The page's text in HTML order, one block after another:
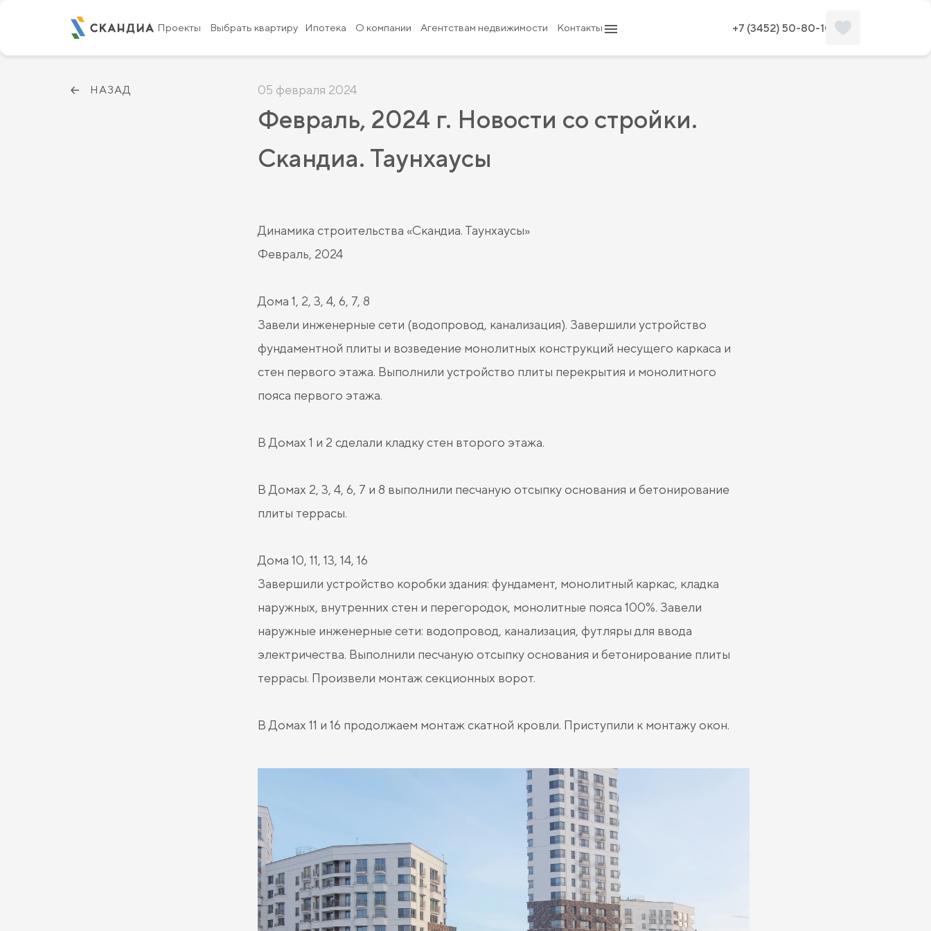
Проекты Выбрать квартиру Ипотека О компании Агентствам недвижимости Контакты +7 (3452) 50-80-10
НАЗАД 05 февраля 2024
Февраль, 2024 г. Новости со стройки.
Скандиа. Таунхаусы
Динамика строительства «Скандиа. Таунхаусы»
Февраль, 2024
Дома 1, 2, 3, 4, 6, 7, 8
Завели инженерные сети (водопровод, канализация). Завершили устройство
фундаментной плиты и возведение монолитных конструкций несущего каркаса и
стен первого этажа. Выполнили устройство плиты перекрытия и монолитного
пояса первого этажа.
В Домах 1 и 2 сделали кладку стен второго этажа.
В Домах 2, 3, 4, 6, 7 и 8 выполнили песчаную отсыпку основания и бетонирование
плиты террасы.
Дома 10, 11, 13, 14, 16
Завершили устройство коробки здания: фундамент, монолитный каркас, кладка
наружных, внутренних стен и перегородок, монолитные пояса 100%. Завели
наружные инженерные сети: водопровод, канализация, футляры для ввода
электричества. Выполнили песчаную отсыпку основания и бетонирование плиты
террасы. Произвели монтаж секционных ворот.
В Домах 11 и 16 продолжаем монтаж скатной кровли. Приступили к монтажу окон.